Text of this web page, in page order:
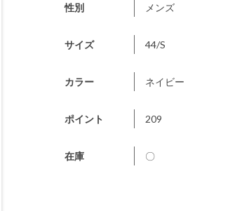
性別 メンズ
サイズ 44/S
カラー ネイビー
ポイント 209
在庫 〇